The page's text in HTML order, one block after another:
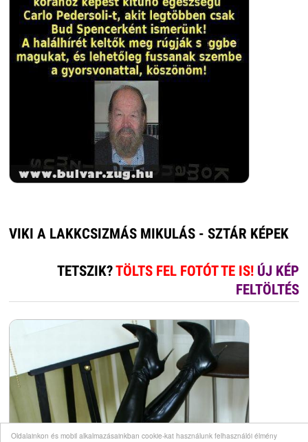
Oldalainkon és mobil alkalmazásainkban cookie-kat használunk felhasználói élmény
VIKI A LAKKCSIZMÁS MIKULÁS - SZTÁR KÉPEK
TETSZIK?TÖLTS FEL FOTÓT TE IS! ÚJ KÉP
FELTÖLTÉS